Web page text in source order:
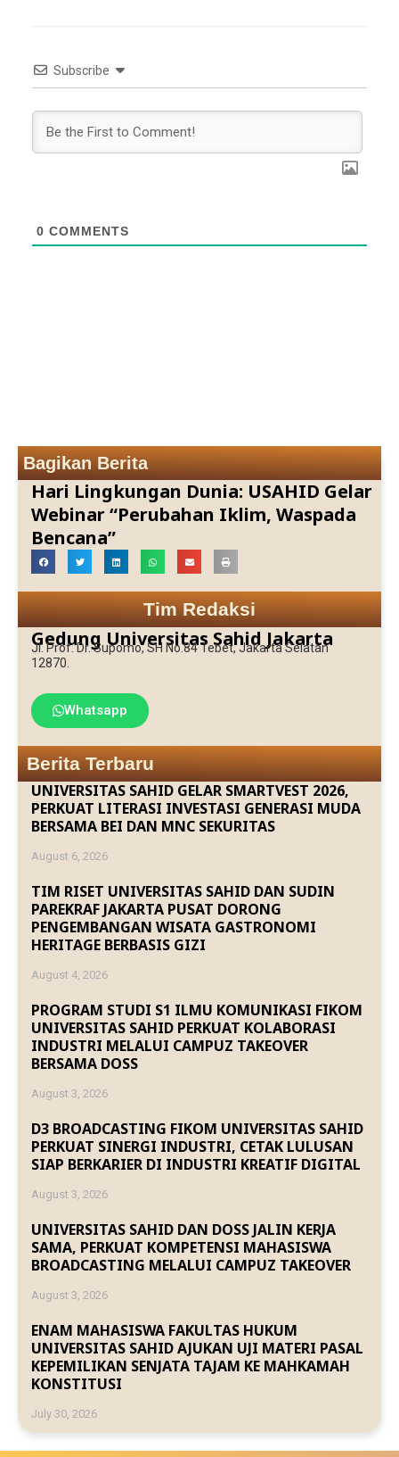
Subscribe
0 COMMENTS
Bagikan Berita
Hari Lingkungan Dunia: USAHID Gelar
Webinar “Perubahan Iklim, Waspada
Bencana”
Tim Redaksi
Gedung Universitas Sahid Jakarta
Jl. Prof. Dr. Supomo, SH No.84 Tebet, Jakarta Selatan
12870.
Whatsapp
Berita Terbaru
UNIVERSITAS SAHID GELAR SMARTVEST 2026,
PERKUAT LITERASI INVESTASI GENERASI MUDA
BERSAMA BEI DAN MNC SEKURITAS
August 6, 2026
TIM RISET UNIVERSITAS SAHID DAN SUDIN
PAREKRAF JAKARTA PUSAT DORONG
PENGEMBANGAN WISATA GASTRONOMI
HERITAGE BERBASIS GIZI
August 4, 2026
PROGRAM STUDI S1 ILMU KOMUNIKASI FIKOM
UNIVERSITAS SAHID PERKUAT KOLABORASI
INDUSTRI MELALUI CAMPUZ TAKEOVER
BERSAMA DOSS
August 3, 2026
D3 BROADCASTING FIKOM UNIVERSITAS SAHID
PERKUAT SINERGI INDUSTRI, CETAK LULUSAN
SIAP BERKARIER DI INDUSTRI KREATIF DIGITAL
August 3, 2026
UNIVERSITAS SAHID DAN DOSS JALIN KERJA
SAMA, PERKUAT KOMPETENSI MAHASISWA
BROADCASTING MELALUI CAMPUZ TAKEOVER
August 3, 2026
ENAM MAHASISWA FAKULTAS HUKUM
UNIVERSITAS SAHID AJUKAN UJI MATERI PASAL
KEPEMILIKAN SENJATA TAJAM KE MAHKAMAH
KONSTITUSI
July 30, 2026